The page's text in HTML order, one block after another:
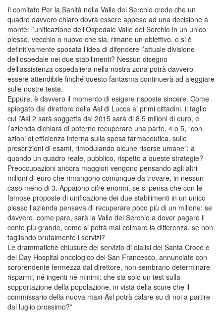
Il comitato Per la Sanità nella Valle del Serchio crede che un
quadro davvero chiaro dovrà essere appeso ad una decisione a
monte: l’unificazione dell’Ospedale Valle del Serchio in un unico
plesso, vecchio o nuovo che sia, rimane un obiettivo, o si è
definitivamente sposata l’idea di difendere l’attuale divisione
dell’ospedale nei due stabilimenti? Nessun disegno
dell’assistenza ospedaliera nella nostra zona potrà davvero
essere attendibile finché questo fantasma continuerà ad aleggiare
sulle nostre teste.
Eppure, è davvero il momento di esigere risposte sincere. Come
spiegato dal direttore della Asl di Lucca ai primi cittadini, il taglio
cui l’Asl 2 sarà soggetta dal 2015 sarà di 8,5 milioni di euro, e
l’azienda dichiara di poterne recuperare una parte, 4 o 5, “con
azioni di efficienza interna sulla spesa farmaceutica, sulle
prescrizioni di esami, rimodulando alcune risorse umane”: a
quando un quadro reale, pubblico, rispetto a queste strategie?
Preoccupazioni ancora maggiori vengono pensando agli altri
milioni di euro che rimangono comunque da trovare, in nessun
caso meno di 3. Appaiono cifre enormi, se si pensa che con le
famose proposte di unificazione dei due stabilimenti in un unico
plesso l’azienda pensava di recuperare poco più di un milione: se
davvero, come pare, sarà la Valle del Serchio a dover pagare il
conto più grande, come si potrà mai colmare la differenza, se non
tagliando brutalmente i servizi?
Le drammatiche chiusure del servizio di dialisi del Santa Croce e
del Day Hospital oncologico del San Francesco, annunciate con
sorprendente fermezza dal direttore, non sembrano determinare
risparmi, né ingenti né minimi: che sia solo un test sulla
sopportazione della popolazione, in vista della scure che il
commissario della nuova maxi-Asl potrà calare su di noi a partire
dal luglio prossimo?”